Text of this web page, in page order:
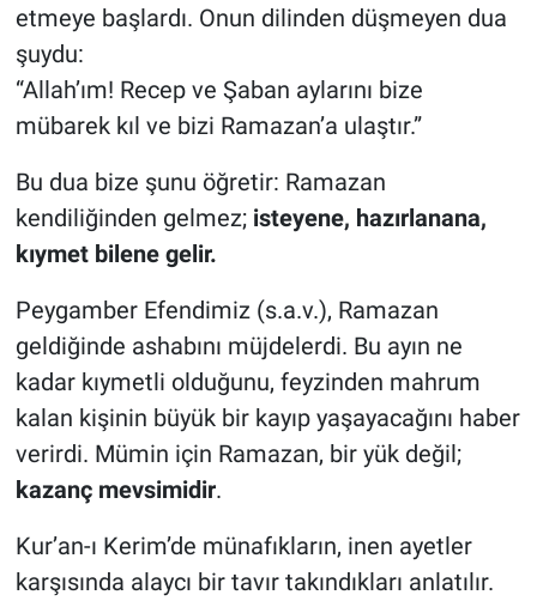
etmeye başlardı. Onun dilinden düşmeyen dua
şuydu:
“Allah’ım! Recep ve Şaban aylarını bize
mübarek kıl ve bizi Ramazan’a ulaştır.”
Bu dua bize şunu öğretir: Ramazan
kendiliğinden gelmez; isteyene, hazırlanana,
kıymet bilene gelir.
Peygamber Efendimiz (s.a.v.), Ramazan
geldiğinde ashabını müjdelerdi. Bu ayın ne
kadar kıymetli olduğunu, feyzinden mahrum
kalan kişinin büyük bir kayıp yaşayacağını haber
verirdi. Mümin için Ramazan, bir yük değil;
kazanç mevsimidir.
Kur’an-ı Kerim’de münafıkların, inen ayetler
karşısında alaycı bir tavır takındıkları anlatılır.